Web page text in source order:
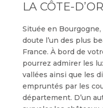
LA CÔTE-D’OR
Située en Bourgogne,
doute l’un des plus
France. À bord de
pourrez admirer les
vallées ainsi que les
empruntés par les
département. D’un